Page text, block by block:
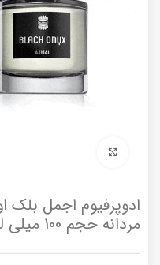
مردانه حجم 100 میلی لیتر